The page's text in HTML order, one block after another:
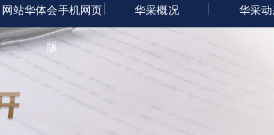
网站华体会手机网页
版
华采概况 华采